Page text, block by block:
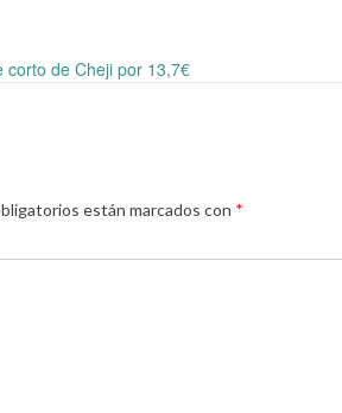
corto de Cheji por 13,7€
están marcados con *